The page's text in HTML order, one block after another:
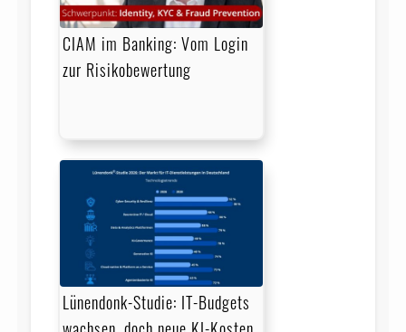
CIAM im Banking: Vom Login
zur Risikobewertung
Lünendonk-Studie: IT-Budgets